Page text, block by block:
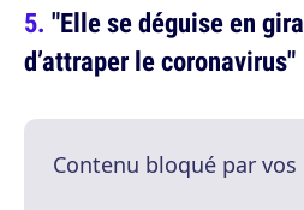
"Elle se déguise en
d’attraper le coronavirus"
Contenu bloqué par